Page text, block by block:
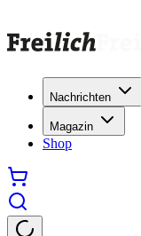
Nachrichten
Magazin
Shop